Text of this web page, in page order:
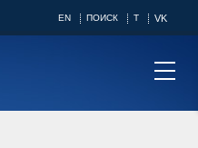
EN ПОИСК T VK